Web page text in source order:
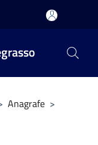
Anagrafe >